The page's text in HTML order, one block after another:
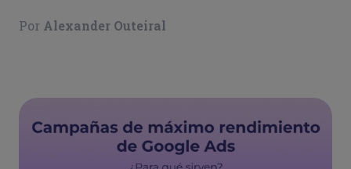
Por Alexander Outeiral